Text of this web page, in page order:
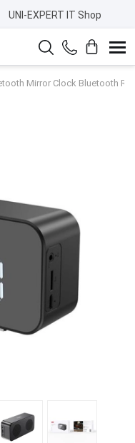
UNI-EXPERT IT Shop
Mirror Clock Bluetooth